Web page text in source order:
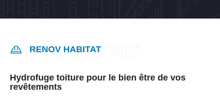
RENOV HABITAT
Hydrofuge toiture pour le bien être de vos
revêtements